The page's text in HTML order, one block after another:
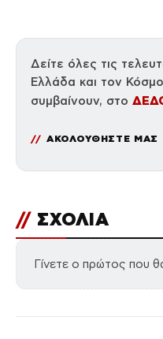
Δείτε όλες τις
Ελλάδα και τον
συμβαίνουν, στο
ΑΚΟΛΟΥΘΗΣΤΕ ΜΑΣ
// ΣΧΟΛΙΑ
Γίνετε ο πρώτος που